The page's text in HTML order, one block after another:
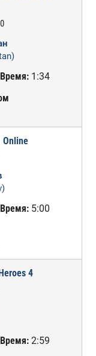
Время:1:34
Online
Время:5:00
4
Время:2:59